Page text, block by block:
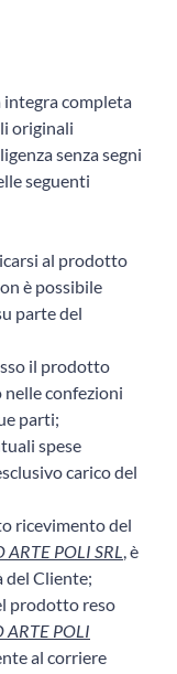
integra completa
originali
senza segni
seguenti
al prodotto
è possibile
parte del
il prodotto
confezioni
parti;
spese
carico del
ricevimento del
ARTE POLI SRL, è
del Cliente;
prodotto reso
ARTE POLI
al corriere